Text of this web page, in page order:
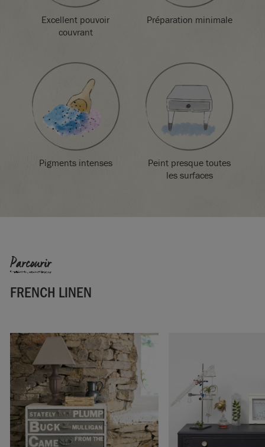
conformément à la réglementation locale.
Fabriqué au Royaume-Uni. Importé et distribué dans l’UE par
Annie Sloan Europe GmbH.
Excellent pouvoir
couvrant
Préparation minimale
Pigments intenses
Peint presque toutes
les surfaces
Parcourir
FRENCH LINEN